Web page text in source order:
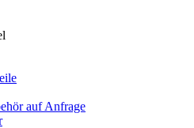
auf Anfrage